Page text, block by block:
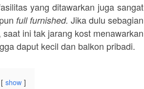
yang ditawarkan juga sangat
full furnished.Jika dulu sebagian
ini tak jarang kost menawarkan
daput kecil dan balkon pribadi.
show